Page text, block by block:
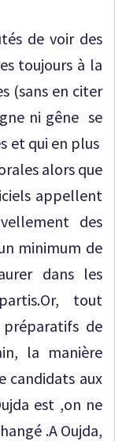
de voir des
toujours à la
(sans en citer
ni gêne se
et qui en plus
alors que
appellent
des
minimum de
dans les
tout
de
la manière
candidats aux
est ,on ne
.A Oujda,